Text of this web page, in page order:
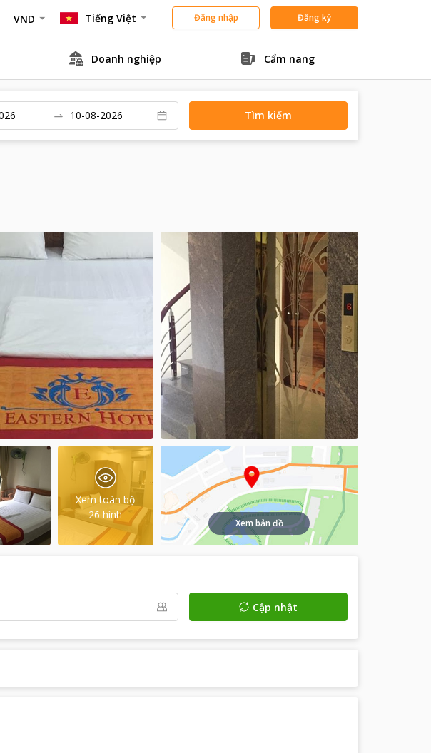
VND Tiếng Việt Đăng nhập Đăng ký
Doanh nghiệp Cẩm nang
Tìm kiếm
Xem toàn bộ
26 hình
Xem bản đồ
Cập nhật